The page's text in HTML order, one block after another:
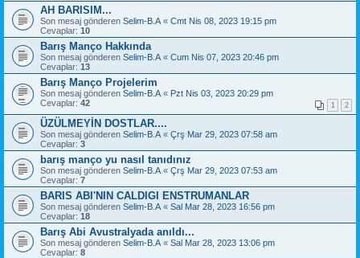
AH BARISIM...
Son mesaj gönderen Selim-B.A « Cmt Nis 08, 2023 19:15 pm
Cevaplar: 10
Barış Manço Hakkında
Son mesaj gönderen Selim-B.A « Cum Nis 07, 2023 20:46 pm
Cevaplar: 13
Barış Manço Projelerim
Son mesaj gönderen Selim-B.A « Pzt Nis 03, 2023 20:29 pm
Cevaplar: 42 1 2
ÜZÜLMEYİN DOSTLAR....
Son mesaj gönderen Selim-B.A « Çrş Mar 29, 2023 07:58 am
Cevaplar: 3
barış manço yu nasıl tanıdınız
Son mesaj gönderen Selim-B.A « Çrş Mar 29, 2023 07:53 am
Cevaplar: 7
BARIS ABI'NIN CALDIGI ENSTRUMANLAR
Son mesaj gönderen Selim-B.A « Sal Mar 28, 2023 16:56 pm
Cevaplar: 18
Barış Abi Avustralyada anıldı...
Son mesaj gönderen Selim-B.A « Sal Mar 28, 2023 13:06 pm
Cevaplar: 8